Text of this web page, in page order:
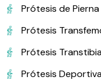
Prótesis de Pierna
Prótesis
Prótesis
Prótesis